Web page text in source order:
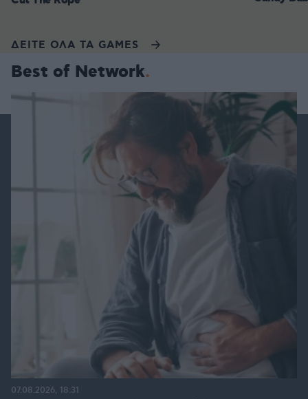
ΔΕΙΤΕ ΟΛΑ ΤΑ GAMES
Best of Network
07.08.2026, 18:31